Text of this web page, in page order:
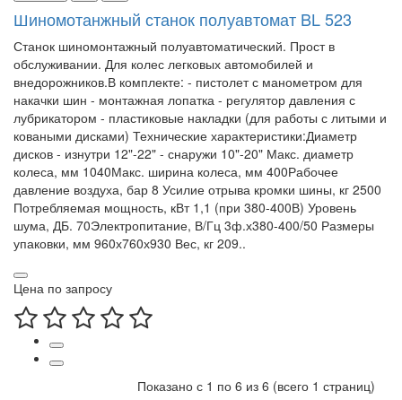
Шиномотанжный станок полуавтомат BL 523
Станок шиномонтажный полуавтоматический. Прост в
обслуживании. Для колес легковых автомобилей и
внедорожников.В комплекте: - пистолет с манометром для
накачки шин - монтажная лопатка - регулятор давления с
лубрикатором - пластиковые накладки (для работы с литыми и
коваными дисками) Технические характеристики:Диаметр
дисков - изнутри 12"-22" - снаружи 10"-20" Макс. диаметр
колеса, мм 1040Макс. ширина колеса, мм 400Рабочее
давление воздуха, бар 8 Усилие отрыва кромки шины, кг 2500
Потребляемая мощность, кВт 1,1 (при 380-400В) Уровень
шума, ДБ. 70Электропитание, В/Гц 3ф.х380-400/50 Размеры
упаковки, мм 960х760х930 Вес, кг 209..
Цена по запросу
Показано с 1 по 6 из 6 (всего 1 страниц)